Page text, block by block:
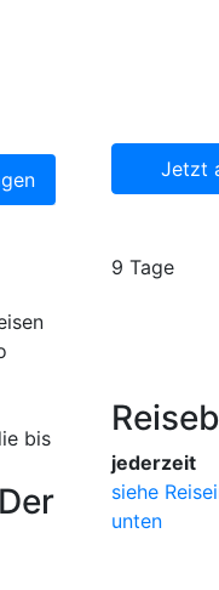
bis
Jetzt
9 Tage
jederzeit
siehe
unten